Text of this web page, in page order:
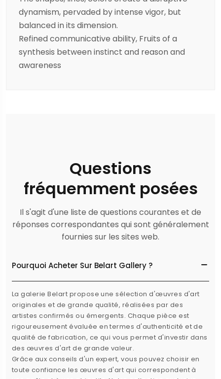
dynamism, pervaded by intense vigor, but
balanced in its dimension.
Refined communicative ability, Fruits of a
synthesis between instinct and reason and
awareness
Questions
fréquemment posées
Il s'agit d'une liste de questions courantes et de
réponses correspondantes qui sont généralement
fournies sur les sites web.
Pourquoi Acheter Sur Belart Gallery ?
La galerie Belart propose une sélection d'œuvres d'art
originales et de grande qualité, réalisées par des
artistes confirmés ou émergents. Chaque pièce est
rigoureusement évaluée en termes d'authenticité et de
qualité de fabrication, ce qui vous permet d'investir dans
des œuvres d'art de grande valeur.
Grâce aux conseils d'un expert, vous pouvez choisir en
toute confiance les œuvres d'art qui correspondent à